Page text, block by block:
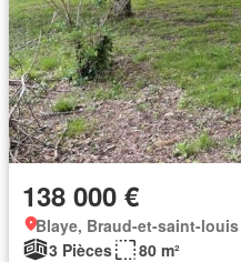
138 000 €
Blaye, Braud-et-saint-louis
3 Pièces
80 m²